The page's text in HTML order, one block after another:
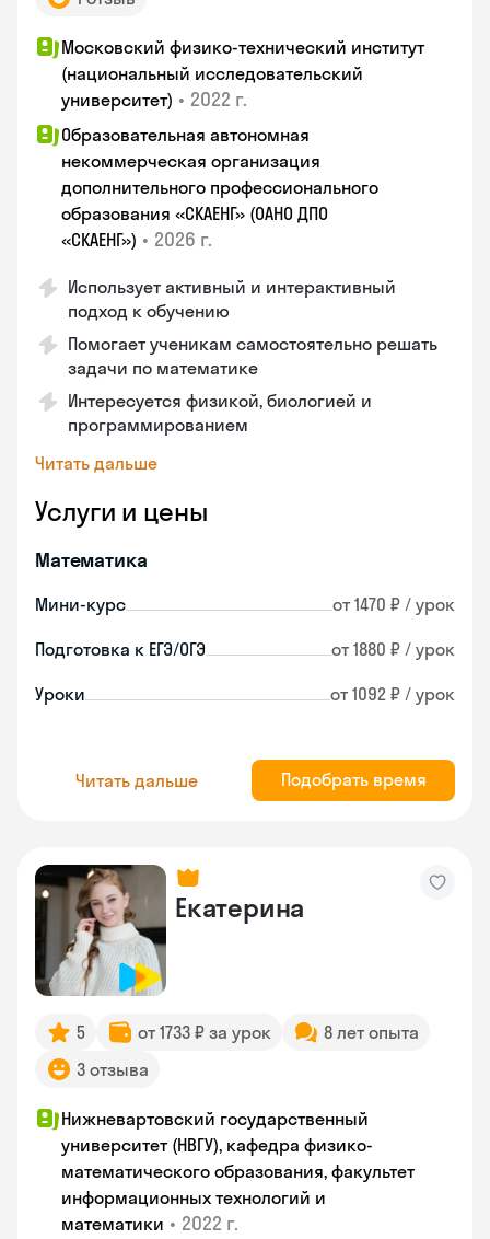
Московский физико-технический институт
(национальный исследовательский
университет) • 2022 г.
Образовательная автономная
некоммерческая организация
дополнительного профессионального
образования «СКАЕНГ» (ОАНО ДПО
«СКАЕНГ») • 2026 г.
Использует активный и интерактивный
подход к обучению
Помогает ученикам самостоятельно решать
задачи по математике
Интересуется физикой, биологией и
программированием
Читать дальше
Услуги и цены
Математика
Мини-курс от 1470 ₽ / урок
Подготовка к ЕГЭ/ОГЭ от 1880 ₽ / урок
Уроки от 1092 ₽ / урок
Читать дальше Подобрать время
Екатерина
5 от 1733 ₽ за урок
8 лет опыта
3 отзыва
Нижневартовский государственный
университет (НВГУ), кафедра физико-
математического образования, факультет
информационных технологий и
математики • 2022 г.